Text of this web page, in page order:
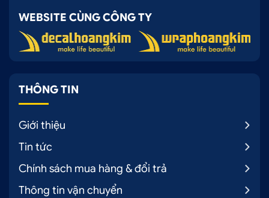
WEBSITE CÙNG CÔNG TY
THÔNG TIN
Giới thiệu
Tin tức
Chính sách mua hàng & đổi trả
Thông tin vận chuyển